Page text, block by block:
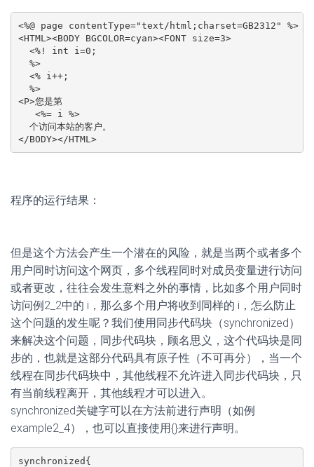
<%@ page contentType="text/html;charset=GB2312" %>
<HTML><BODY BGCOLOR=cyan><FONT size=3>
  <%! int i=0;
  %>
  <% i++;
  %>
<P>您是第
   <%= i %>
  个访问本站的客户。
</BODY></HTML>
程序的运行结果：
但是这个方法会产生一个潜在的风险，就是当两个或者多个
用户同时访问这个网页，多个线程同时对成员变量进行访问
或者更改，往往会发生意料之外的事情，比如多个用户同时
访问例2_2中的 i，那么多个用户将收到同样的 i，怎么防止
这个问题的发生呢？我们使用同步代码块（synchronized）
来解决这个问题，同步代码块，顾名思义，这个代码块是同
步的，也就是这部分代码具有原子性（不可再分），当一个
线程在同步代码块中，其他线程不允许进入同步代码块，只
有当前线程离开，其他线程才可以进入。
synchronized关键字可以在方法前进行声明（如例
example2_4），也可以直接使用{}来进行声明。
synchronized{